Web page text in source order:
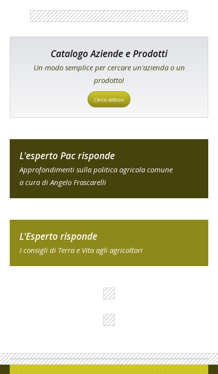
Catalogo Aziende e Prodotti
Un modo semplice per cercare un'azienda o un
prodotto!
Cerca adesso
L'esperto Pac risponde
Approfondimenti sulla politica agricola comune
a cura di Angelo Frascarelli
L'Esperto risponde
I consigli di Terra e Vita agli agricoltori